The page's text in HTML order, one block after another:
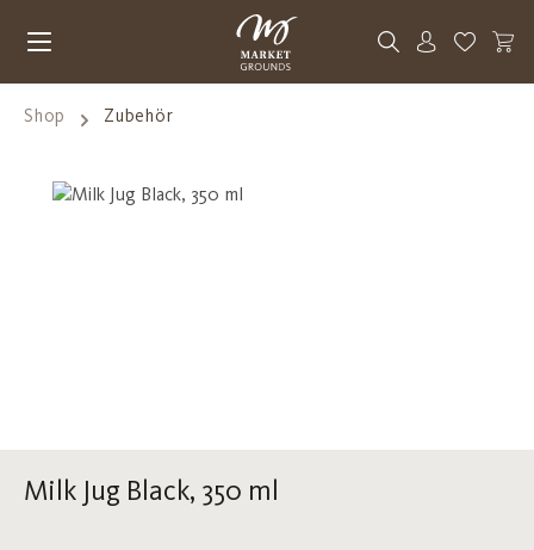
Du hast
Shop Zubehör
Bildergalerie überspringen
Milk Jug Black, 350 ml